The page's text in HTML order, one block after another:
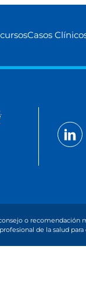
Casos
o recomendación
de la salud